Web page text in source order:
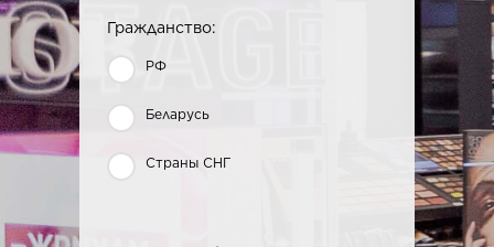
Гражданство:
РФ
Беларусь
Страны СНГ